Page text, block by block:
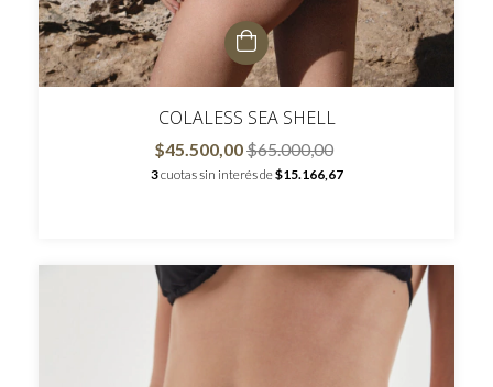
COLALESS SEA SHELL
$45.500,00$65.000,00
3cuotas sin interés de$15.166,67